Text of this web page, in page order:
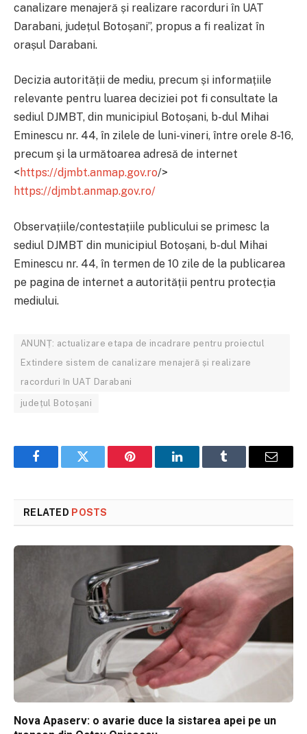
canalizare menajeră și realizare racorduri în UAT
Darabani, județul Botoșani”, propus a fi realizat în
orașul Darabani.
Decizia autorității de mediu, precum și informațiile
relevante pentru luarea deciziei pot fi consultate la
sediul DJMBT, din municipiul Botoșani, b-dul Mihai
Eminescu nr. 44, în zilele de luni-vineri, între orele 8-16,
precum şi la următoarea adresă de internet
< https://djmbt.anmap.gov.ro/>
https://djmbt.anmap.gov.ro/
Observațiile/contestațiile publicului se primesc la
sediul DJMBT din municipiul Botoșani, b-dul Mihai
Eminescu nr. 44, în termen de 10 zile de la publicarea
pe pagina de internet a autorității pentru protecția
mediului.
ANUNȚ: actualizare etapa de incadrare pentru proiectul
Extindere sistem de canalizare menajeră și realizare
racorduri în UAT Darabani
județul Botoșani
FacebookTwitter Pinterest LinkedInTumblr Email
RELATED POSTS
Nova Apaserv: o avarie duce la sistarea apei pe un